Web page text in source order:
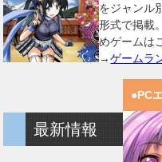
をジャンル
形式で掲載
めゲームは
→ゲームラ
●PC
最新情報